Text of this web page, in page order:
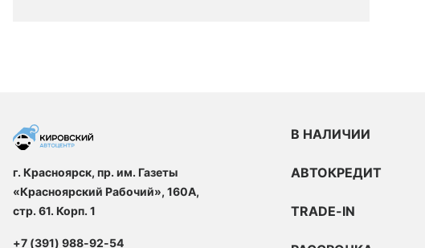
г. Красноярск, пр. им. Газеты
«Красноярский Рабочий», 160А,
стр. 61. Корп. 1
+7 (391) 988-92-54
В НАЛИЧИИ
АВТОКРЕДИТ
TRADE-IN